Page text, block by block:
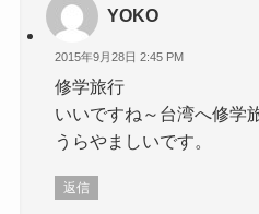
YOKO
2015年9月28日 2:45 PM
修学旅行
いいですね～台湾へ修学
うらやましいです。
返信